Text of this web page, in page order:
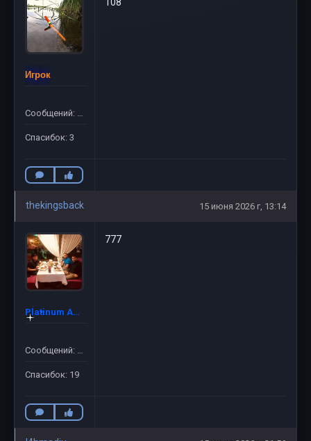
Игрок
Сообщений: 15
Спасибок: 3
thekingsback 15 июня 2026 г, 13:14
Platinum Admin ©
Сообщений: 52
Спасибок: 19
777